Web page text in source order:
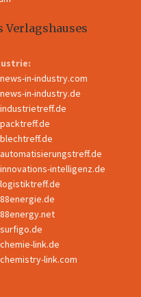
Verlagshauses
news-in-industry.com
news-in-industry.de
industrietreff.de
packtreff.de
blechtreff.de
automatisierungstreff.de
innovations-intelligenz.de
logistiktreff.de
88energie.de
88energy.net
surfigo.de
chemie-link.de
chemistry-link.com